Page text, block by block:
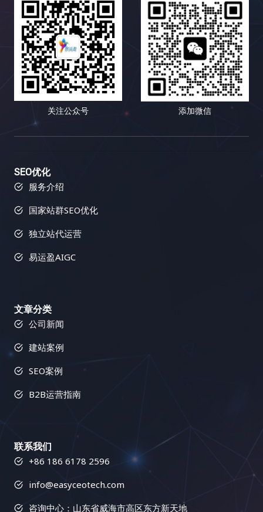
鉴。 小红书的成功并非偶然，而是精心策划和运营的
结果。 让我们深入剖析小红书是如何玩转链接建设
的： 小红书的成功案例表明，高质量的内容和活跃的
社区是链接建设的基石。 通过创造有价值的内容，吸
引用户参与，并引导用户分享和转载，可以获得大量
的、高质量的外部链接，并提升网站的流量、知名度
和最终的转化率。 六、 常见误区：你需要避免哪些
坑？ 在进行链接建设的道路上，充满了各种陷阱和误
区。 避免这些误区可以帮助你少走弯路，提高效率，
复杂的过程，需要不断地学习、实践和优化。 数据驱
动是链接建设成功的关键。 通过追踪和分析数据，你
策略，最终实现网站流量的持续增长，并最终实现你
短跑，需要坚持不懈的努力和持续的优化。 只有不断
学习，不断改进，才能在激烈的竞争中脱颖而出。 易
助客户提升网站在搜索引擎中的排名，增加有机流
量，推动业务增长。我们的使命是通过科学的SEO策
领先优势。 模块三：链接建设：网站权重的助推器(8
节详细教程) 更多模块
吸引链接的关键，因为它可以为用户提供价值，并鼓
励其他网站链接到你的网站，从而提升你的网站权威
性和排名。好的内容也更容易在社交媒体上被分享，
从而带来更多的曝光率和流量。 三、Semrush：多功
能搜索引擎优化工具，助力链接建设 Semrush 就像
一位多才多艺的助手，可以帮助你进行关键词研究、
竞争对手分析、网站审核等等，全方位提升你的搜索
引擎优化效果。它不仅可以帮助你分析竞争对手，还
可以帮助你跟踪你的搜索引擎优化进度，并提供可操
存在的问题，并提供解决方案，让你可以更好地优化
你的网站，并获得更好的搜索引擎排名和更多的流
Semrush 的反向链接分析功能可以帮助你分析竞争对
手的反向链接情况，包括链接数量、链接质量、链接
来源等等。通过分析竞争对手的链接策略，你可以找
到潜在的链接建设目标，并制定更有效的链接建设策
接建设机会，并制定更有效的策略，从而在竞争中占
据优势，并避免一些常见的错误。 2. 链接建设工具：
帮助你自动化链接建设流程，例如寻找潜在的链接合
作伙伴、发送外联邮件、跟踪链接建设进度等等。这
间和精力，让你可以专注于更重要的搜索引擎优化工
根据数据进行优化调整。使用 Semrush 的链接建设
工具可以简化链接建设流程，并提高你的效率，让你
事半功倍，更快地获得结果。 四、Buzzsumo：内容
营销利器，打造病毒式传播 Buzzsumo 就像一位社交
媒体专家，可以帮助你找到热门话题、影响力人物以
及病毒式传播的内容，从而提升你的内容营销效果。
后，资源匮乏也是小语种搜索引擎优化面临的一个难
题。相比于英语等主流语言，小语种搜索引擎优化的
学习资源和工具相对匮乏。找到合适的工具和资源需
要花费更多的时间和精力。你可能需要尝试不同的工
具，并进行比较和筛选。 然而，挑战与机遇并存。随
着全球化的深入发展，小语种市场蕴藏着巨大的潜
力。这是一个尚未完全开发的蓝海市场。掌握小语种
搜索引擎优化技巧，就能抢占先机，在蓝海市场中获
得丰厚的回报。想想看，如果你的网站能够在竞争相
对较小的市场中获得领先地位，那将带来多么巨大的
更高的市场份额。 二、小语种搜索引擎优化工具箱：
武装你的网站，征服全球 想要在小语种搜索引擎优化
的网站。以下是一些经过实战检验的利器，它们涵盖
容优化等多个方面。它们能够帮助你提升网站排名，
吸引更多目标用户。 三、小语种搜索引擎优化的最佳
获得长期稳定的排名提升。 四、小语种搜索引擎优化
工具对比：选择最适合你的武器 工具类型 功能 适用
量分析 寻找目标关键词，分析关键词竞争程度 网站
分析工具 流量统计、用户行为分析、页面访问量分析
了解网站运营状况，找出问题所在 竞争对手分析工具
竞争对手网站分析、关键词排名分析、反向链接分析
本地化 内容优化工具 语法检查、拼写检查、可读性
分析 提升网站内容质量，优化用户体验 这个表格列
举了一些常用的搜索引擎优化工具类型及其功能和适
语种搜索引擎优化。不同的工具有不同的优缺点，你
需要根据自己的需求和预算进行选择。 五、开启你的
且异质性极高的群体，不同的用户拥有不同的背景、
兴趣、需求、学习风格、认知模式和行为习惯。有些
人喜欢深入阅读长篇的专业文章，有些人则更倾向于
观看短小精悍的视频教程；有些人对数据和图表情有
独钟，有些人则更容易被生动的故事和案例所打动；
有些人喜欢积极参与互动，分享自己的观点和经验，
有些人则更倾向于被动地接收信息，默默地汲取知
识。内容多样化策略正是为了满足这些不同用户的个
性化需求，提供更具针对性、更 engaging、更富有
长、品牌影响力的提升以及商业目标的全面达成。
二、内容多样化策略的武器库：如何让你的网站“百花
的精准画像和网站的整体战略定位，选择最合适的内
起，构建一个完整、和谐、充满活力的内容生态系
统。以下是一些常用的内容形式及其应用场景： 三、
们的兴趣爱好、痛点需求、内容偏好、信息获取渠
道、行为习惯、心理动机、价值观等，构建完整而精
调研、数据分析、用户访谈、竞品分析等方法进行用
户洞察。 2. 精准制定内容策略 基于对目标用户的深
体、可执行的内容策略，包括内容主题、内容形式、
并根据市场变化和用户反馈进行动态调整。 3. 高质量
内容创作 内容为王，优质的内容是吸引用户的基石。
确保内容的原创性、专业性、实用性、趣味性、可读
性、 shareability 和 SEO 友好性，避免内容的同质
化和低质量。可以邀请行业专家、KOL、用户等参与
内容创作，提升内容的权威性和影响力。 4. 多渠道内
关注公众号 添加微信
SEO优化
服务介绍
国家站群SEO优化
独立站代运营
易运盈AIGC
文章分类
公司新闻
建站案例
SEO案例
B2B运营指南
联系我们
+86 186 6178 2596
info@easyceotech.com
咨询中心：山东省威海市高区东方新天地